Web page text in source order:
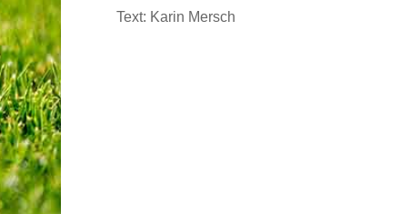
Text: Karin Mersch